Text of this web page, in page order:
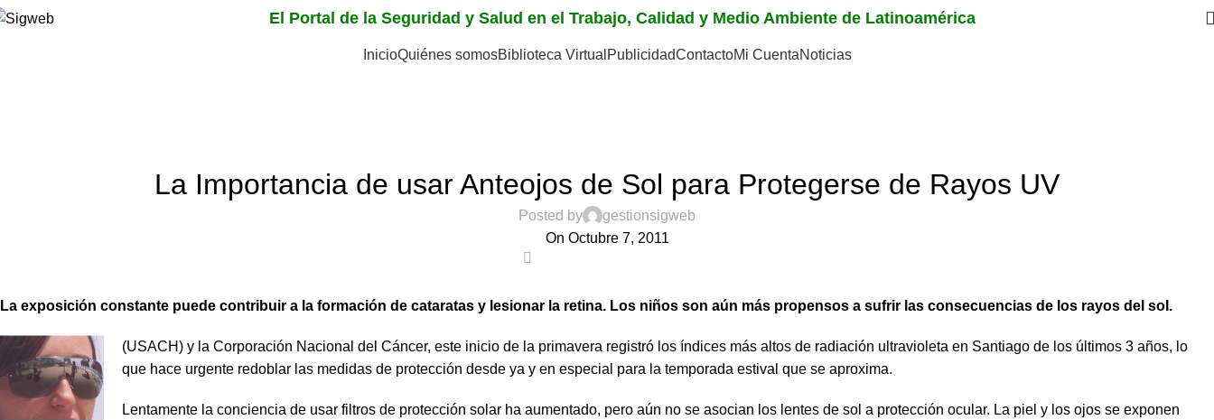
El Portal de la Seguridad y Salud en el Trabajo, Calidad y Medio Ambiente de Latinoamérica
InicioQuiénes somosBiblioteca Virtual PublicidadContactoMi CuentaNoticias
La Importancia de usar Anteojos de Sol para Protegerse de Rayos UV
Posted by
gestionsigweb
On Octubre 7, 2011
La exposición constante puede contribuir a la formación de cataratas y lesionar la retina. Los niños son aún más propensos a sufrir las consecuencias de los rayos del sol.
(USACH) y la Corporación Nacional del Cáncer, este inicio de la primavera registró los índices más altos de radiación ultravioleta en Santiago de los últimos 3 años, lo
que hace urgente redoblar las medidas de protección desde ya y en especial para la temporada estival que se aproxima.
Lentamente la conciencia de usar filtros de protección solar ha aumentado, pero aún no se asocian los lentes de sol a protección ocular. La piel y los ojos se exponen